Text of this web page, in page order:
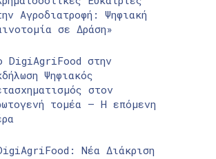
Αγροδιατροφή: Ψηφιακή
σε Δράση»
DigiAgriFood στην
Ψηφιακός
στον
τομέα – Η επόμενη
Νέα Διάκριση